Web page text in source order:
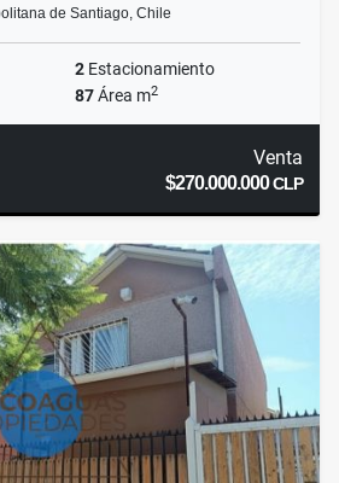
de Santiago, Chile
2 Estacionamiento
87Área m2
Venta
$270.000.000CLP